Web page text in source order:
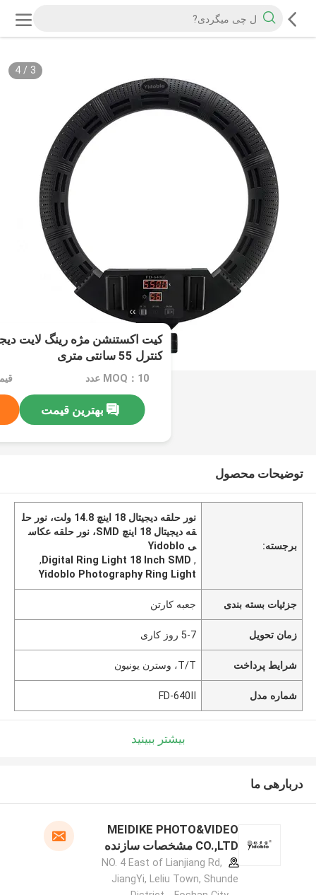
3
/
4
کنترل 55 سانتی متری
MOQ：10 عدد
بهترین قیمت
توضیحات محصول
برجسته:
نور حلقه دیجیتال 18 اینچ 14.8 ولت، نور حل
قه دیجیتال 18 اینچ SMD، نور حلقه عکاس
ی Yidoblo
,
Digital Ring Light 18 Inch SMD
,
Yidoblo Photography Ring Light
جزئیات بسته بندی جعبه کارتن
زمان تحویل 5-7 روز کاری
شرایط پرداخت T/T، وسترن یونیون
شماره مدل FD-640II
بیشتر ببینید
دربارهی ما
MEIDIKE PHOTO&VIDEO
CO.,LTD مشخصات سازنده
NO. 4 East of Lianjiang Rd,
JiangYi, Leliu Town, Shunde